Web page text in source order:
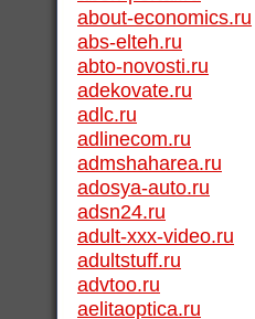
about-economics.ru
abs-elteh.ru
abto-novosti.ru
adekovate.ru
adlc.ru
adlinecom.ru
admshaharea.ru
adosya-auto.ru
adsn24.ru
adult-xxx-video.ru
adultstuff.ru
advtoo.ru
aelitaoptica.ru